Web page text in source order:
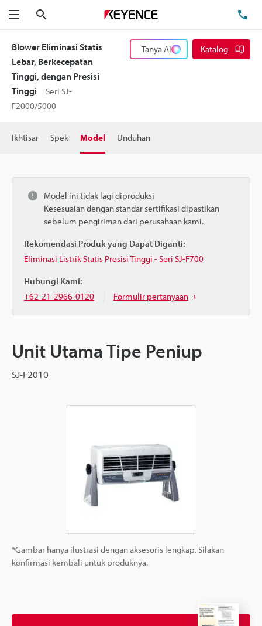
Menu
Blower Eliminasi Statis
Lebar, Berkecepatan
Tinggi, dengan Presisi
Tinggi
Seri SJ-
F2000/5000
Tanya AI Katalog
Ikhtisar Spek Model Unduhan
Model ini tidak lagi diproduksi
Kesesuaian dengan standar sertifikasi dipastikan
sebelum pengiriman dari perusahaan kami.
Rekomendasi Produk yang Dapat Diganti:
Eliminasi Listrik Statis Presisi Tinggi - Seri SJ-F700
Hubungi Kami:
+62-21-2966-0120
Formulir pertanyaan
Unit Utama Tipe Peniup
SJ-F2010
*Gambar hanya ilustrasi dengan aksesoris lengkap. Silakan
konfirmasi kembali untuk produknya.